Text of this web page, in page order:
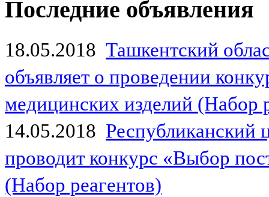
Последние объявления
18.05.2018 Ташкентский
объявляет о проведении
медицинских изделий (Набор
14.05.2018
проводит конкурс «Выбор
(Набор реагентов)